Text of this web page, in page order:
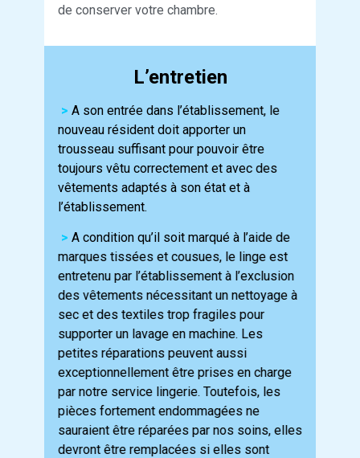
de conserver votre chambre.
L’entretien
> A son entrée dans l’établissement, le
nouveau résident doit apporter un
trousseau suffisant pour pouvoir être
toujours vêtu correctement et avec des
vêtements adaptés à son état et à
l’établissement.
> A condition qu’il soit marqué à l’aide de
marques tissées et cousues, le linge est
entretenu par l’établissement à l’exclusion
des vêtements nécessitant un nettoyage à
sec et des textiles trop fragiles pour
supporter un lavage en machine. Les
petites réparations peuvent aussi
exceptionnellement être prises en charge
par notre service lingerie. Toutefois, les
pièces fortement endommagées ne
sauraient être réparées par nos soins, elles
devront être remplacées si elles sont